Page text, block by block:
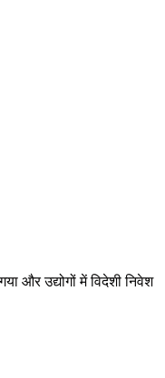
और उद्योगों में विदेशी निवेश